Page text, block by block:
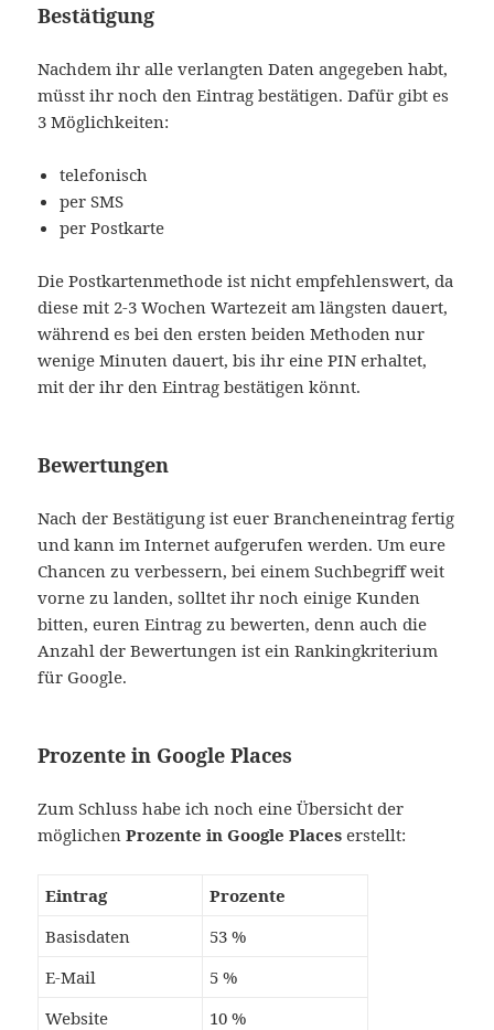
Bestätigung
Nachdem ihr alle verlangten Daten angegeben habt,
müsst ihr noch den Eintrag bestätigen. Dafür gibt es
3 Möglichkeiten:
telefonisch
per SMS
per Postkarte
Die Postkartenmethode ist nicht empfehlenswert, da
diese mit 2-3 Wochen Wartezeit am längsten dauert,
während es bei den ersten beiden Methoden nur
wenige Minuten dauert, bis ihr eine PIN erhaltet,
mit der ihr den Eintrag bestätigen könnt.
Bewertungen
Nach der Bestätigung ist euer Brancheneintrag fertig
und kann im Internet aufgerufen werden. Um eure
Chancen zu verbessern, bei einem Suchbegriff weit
vorne zu landen, solltet ihr noch einige Kunden
bitten, euren Eintrag zu bewerten, denn auch die
Anzahl der Bewertungen ist ein Rankingkriterium
für Google.
Prozente in Google Places
Zum Schluss habe ich noch eine Übersicht der
möglichenProzente in Google Places erstellt:
Eintrag
Prozente
Basisdaten
53 %
E-Mail
5 %
Website
10 %